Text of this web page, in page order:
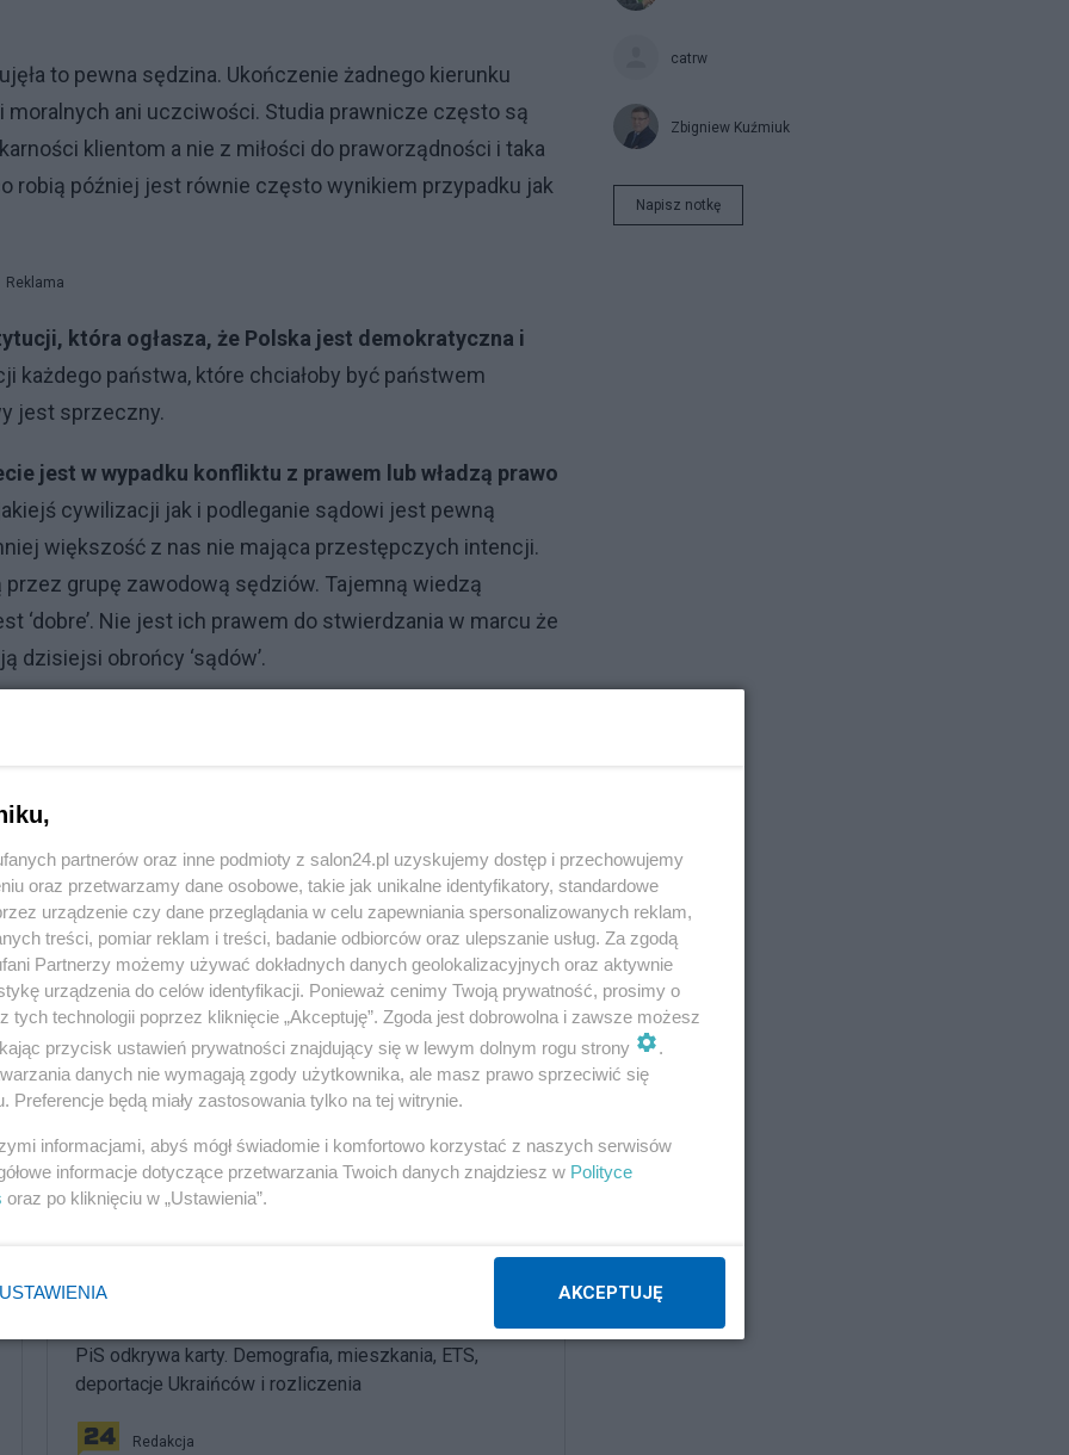
to pewna sędzina. Ukończenie żadnego kierunku
ani uczciwości. Studia prawnicze często są
klientom a nie z miłości do praworządności i taka
robią później jest równie często wynikiem przypadku jak
Reklama
która ogłasza, że Polska jest demokratyczna i
każdego państwa, które chciałoby być państwem
jest sprzeczny.
jest w wypadku konfliktu z prawem lub władzą prawo
cywilizacji jak i podleganie sądowi jest pewną
większość z nas nie mająca przestępczych intencji.
grupę zawodową sędziów. Tajemną wiedzą
‘dobre’. Nie jest ich prawem do stwierdzania w marcu że
dzisiejsi obrońcy ‘sądów’.
wybierają siebie sami, sądzą siebie sami i
się zdemoralizowaną, niekompetentną i
żadnej umowie społecznej oraz wypracowanej przez
grupy zawodowej nad resztą społeczeństwa i powinny
żadnej legitymizacji dla swoje władzy. Bo są
demokrację i praworządność.
takiego systemu pragną bronić. Działają oni tylko w
korzyści.
17 Obserwuj notkę
PiS odkrywa karty. Demografia, mieszkania, ETS,
deportacje Ukraińców i rozliczenia
Redakcja
catrw
Zbigniew Kuźmiuk
Napisz notkę
partnerów oraz inne podmioty z salon24.pl uzyskujemy dostęp i przechowujemy
oraz przetwarzamy dane osobowe, takie jak unikalne identyfikatory, standardowe
urządzenie czy dane przeglądania w celu zapewniania spersonalizowanych reklam,
treści, pomiar reklam i treści, badanie odbiorców oraz ulepszanie usług. Za zgodą
Partnerzy możemy używać dokładnych danych geolokalizacyjnych oraz aktywnie
urządzenia do celów identyfikacji. Ponieważ cenimy Twoją prywatność, prosimy o
tych technologii poprzez kliknięcie „Akceptuję”. Zgoda jest dobrowolna i zawsze możesz
przycisk ustawień prywatności znajdujący się w lewym dolnym rogu strony
.
danych nie wymagają zgody użytkownika, ale masz prawo sprzeciwić się
Preferencje będą miały zastosowania tylko na tej witrynie.
informacjami, abyś mógł świadomie i komfortowo korzystać z naszych serwisów
informacje dotyczące przetwarzania Twoich danych znajdziesz w Polityce
oraz po kliknięciu w „Ustawienia”.
USTAWIENIA AKCEPTUJĘ